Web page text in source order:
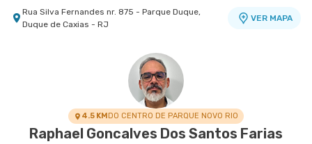
Rua Silva Fernandes nr. 875 - Parque Duque,
Duque de Caxias - RJ
VER MAPA
4.5 KMDO CENTRO DE PARQUE NOVO RIO
Raphael Goncalves Dos Santos Farias